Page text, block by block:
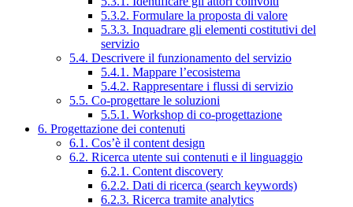
5.3.2. Formulare la proposta di valore
5.3.3. Inquadrare gli elementi costitutivi del
servizio
5.4. Descrivere il funzionamento del servizio
5.4.1. Mappare l’ecosistema
5.4.2. Rappresentare i flussi di servizio
5.5. Co-progettare le soluzioni
5.5.1. Workshop di co-progettazione
6. Progettazione dei contenuti
6.1. Cos’è il content design
6.2. Ricerca utente sui contenuti e il linguaggio
6.2.1. Content discovery
6.2.2. Dati di ricerca (search keywords)
6.2.3. Ricerca tramite analytics